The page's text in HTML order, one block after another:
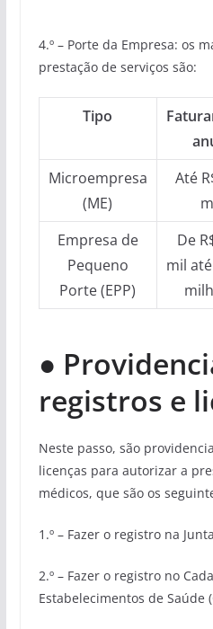
4.º – Porte da Empresa: os
prestação de serviços são:
Tipo
Microempresa
(ME)
Até
Empresa de
Pequeno
Porte (EPP)
De
mil
●
registros e
Neste passo, são
licenças para autorizar a
médicos, que são os
1.º – Fazer o registro na
2.º – Fazer o registro no
Estabelecimentos de Saúde